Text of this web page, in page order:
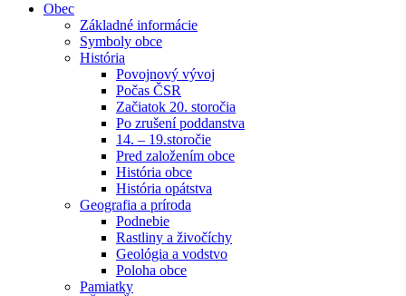
Obec
Základné informácie
Symboly obce
História
Povojnový vývoj
Počas ČSR
Začiatok 20. storočia
Po zrušení poddanstva
14. – 19.storočie
Pred založením obce
História obce
História opátstva
Geografia a príroda
Podnebie
Rastliny a živočíchy
Geológia a vodstvo
Poloha obce
Pamiatky